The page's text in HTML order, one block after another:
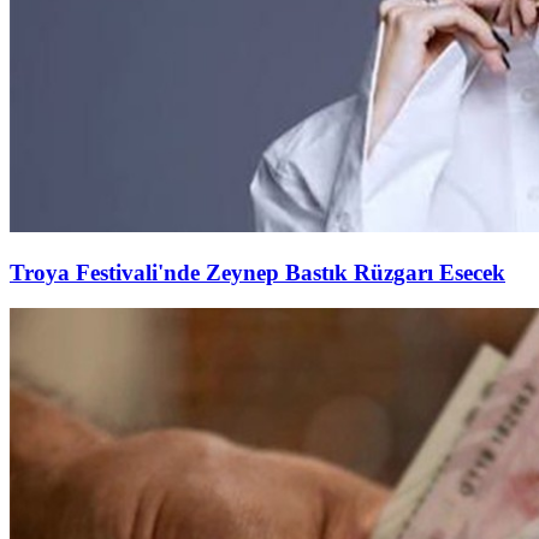
Troya Festivali'nde Zeynep Bastık Rüzgarı Esecek